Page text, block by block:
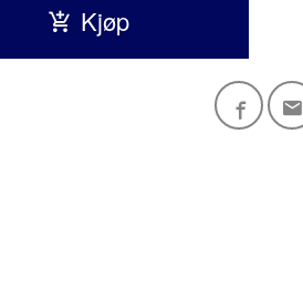
Kjøp